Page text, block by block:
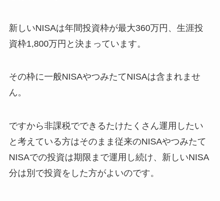
新しいNISAは年間投資枠が最大360万円、生涯投
資枠1,800万円と決まっています。
その枠に一般NISAやつみたてNISAは含まれませ
ん。
ですから非課税でできるたけたくさん運用したい
と考えている方はそのまま従来のNISAやつみたて
NISAでの投資は期限まで運用し続け、新しいNISA
分は別で投資をした方がよいのです。